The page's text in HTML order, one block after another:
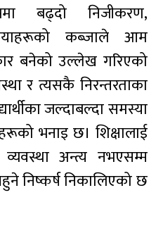
बढ्दो निजीकरण,
कब्जाले आम
बनेको उल्लेख गरिएको
र त्यसकै निरन्तरताका
जल्दाबल्दा समस्या
भनाइ छ। शिक्षालाई
अन्त्य नभएसम्म
निष्कर्ष निकालिएको छ